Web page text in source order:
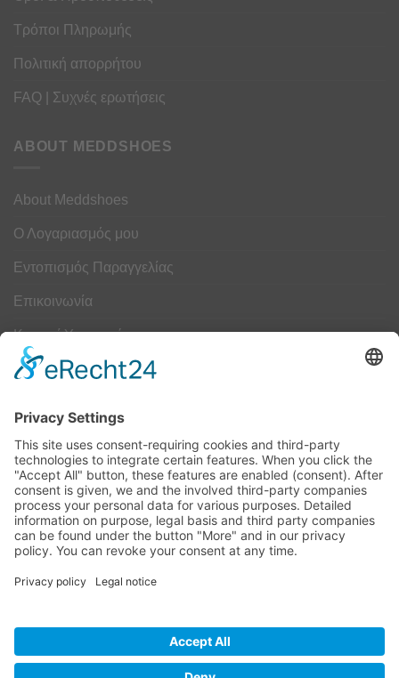
Τρόποι Πληρωμής
Πολιτική απορρήτου
FAQ | Συχνές ερωτήσεις
ABOUT MEDDSHOES
About Meddshoes
Ο Λογαριασμός μου
Εντοπισμός Παραγγελίας
Επικοινωνία
Κουμπί Υπαναχώρησης
ΟΔΗΓΟΣ ΜΕΓΕΘΩΝ
Camper Οδηγός Μεγεθών
ΤΕΧΝΟΛΟΓΙΑ
Τεχνολογία
On
Delivery
TransferCard
Visa
Electron
Powered by Meddshoes©